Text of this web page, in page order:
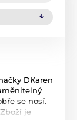
DKaren
se nosí.
je